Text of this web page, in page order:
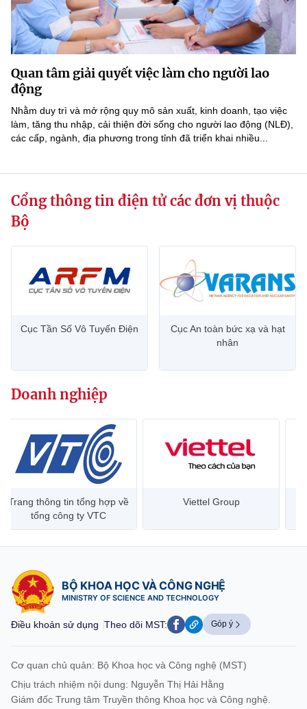
Giám đốc Trung tâm Truyền thông Khoa học và Công nghệ.
Liên hệ
Địa chỉ: Ban Biên tập Cổng TTĐT - 18 Nguyễn Du, TP. Hà Nội
Điện thoại: 024 3936 9506
Email:
stc@mst.gov.vn
©2026 Bản quyền thuộc Bộ Khoa Học và Công Nghệ
(Ghi rõ nguồn "https://mst.gov.vn" khi phát hành lại thông tin từ
website này)
Quan tâm giải quyết việc làm cho người lao
động
Nhằm duy trì và mở rộng quy mô sản xuất, kinh doanh, tạo việc
làm, tăng thu nhập, cải thiện đời sống cho người lao động (NLĐ),
các cấp, ngành, địa phương trong tỉnh đã triển khai nhiều...
Cổng thông tin điện tử các đơn vị thuộc
Bộ
Cục Tần Số Vô Tuyến Điện
Cục An toàn bức xạ và hạt
nhân
Doanh nghiệp
Trang thông tin tổng hợp về
tổng công ty VTC
Viettel Group
BỘ KHOA HỌC VÀ CÔNG NGHỆ
MINISTRY OF SCIENCE AND TECHNOLOGY
Điều khoản sử dụng Theo dõi MST: Góp ý
Cơ quan chủ quản: Bộ Khoa học và Công nghệ (MST)
Chịu trách nhiệm nội dung: Nguyễn Thị Hải Hằng
Giám đốc Trung tâm Truyền thông Khoa học và Công nghệ.